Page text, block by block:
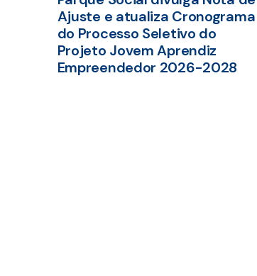
Ajuste e atualiza Cronograma
do Processo Seletivo do
Projeto Jovem Aprendiz
Empreendedor 2026-2028